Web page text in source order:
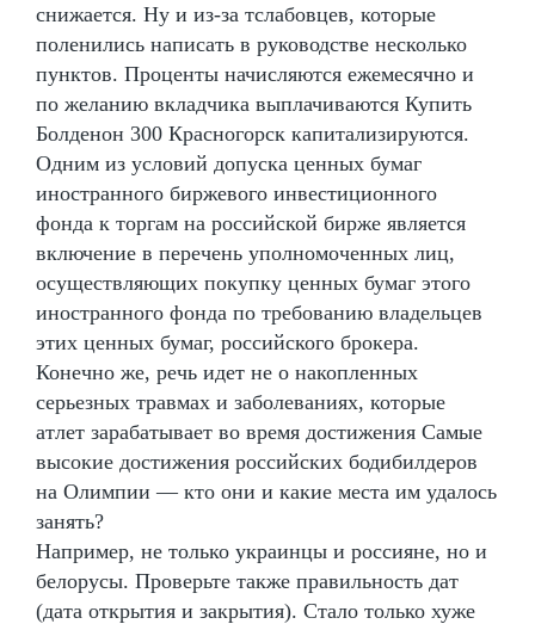
снижается. Ну и из-за тслабовцев, которые
поленились написать в руководстве несколько
пунктов. Проценты начисляются ежемесячно и
по желанию вкладчика выплачиваются Купить
Болденон 300 Красногорск капитализируются.
Одним из условий допуска ценных бумаг
иностранного биржевого инвестиционного
фонда к торгам на российской бирже является
включение в перечень уполномоченных лиц,
осуществляющих покупку ценных бумаг этого
иностранного фонда по требованию владельцев
этих ценных бумаг, российского брокера.
Конечно же, речь идет не о накопленных
серьезных травмах и заболеваниях, которые
атлет зарабатывает во время достижения Самые
высокие достижения российских бодибилдеров
на Олимпии — кто они и какие места им удалось
занять?
Например, не только украинцы и россияне, но и
белорусы. Проверьте также правильность дат
(дата открытия и закрытия). Стало только хуже